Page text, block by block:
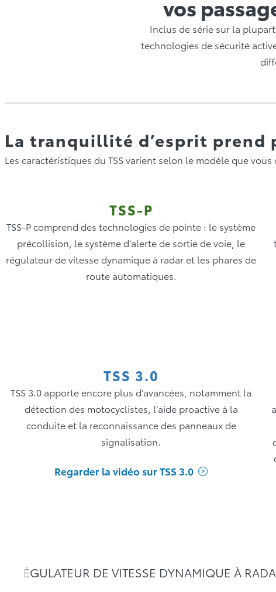
vos
Inclus de série sur la
technologies de sécurité
La tranquillité d’esprit prend
Les caractéristiques du TSS varient selon le modèle que vous
TSS-P
TSS-P comprend des technologies de pointe : le système
précollision, le système d’alerte de sortie de voie, le
régulateur de vitesse dynamique à radar et les phares de
route automatiques.
TSS 3.0
TSS 3.0 apporte encore plus d’avancées, notamment la
détection des motocyclistes, l’aide proactive à la
conduite et la reconnaissance des panneaux de
signalisation.
Regarder la vidéo sur TSS 3.0
RÉGULATEUR DE VITESSE DYNAMIQUE À